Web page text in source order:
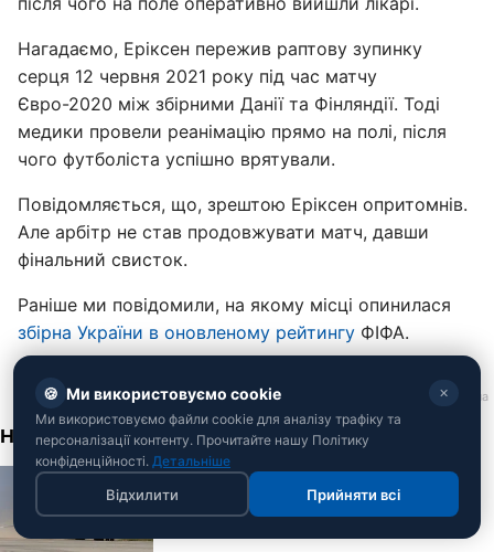
Нагадаємо, Еріксен пережив раптову зупинку
серця 12 червня 2021 року під час матчу
Євро-2020 між збірними Данії та Фінляндії. Тоді
медики провели реанімацію прямо на полі, після
чого футболіста успішно врятували.
Повідомляється, що, зрештою Еріксен опритомнів.
Але арбітр не став продовжувати матч, давши
фінальний свисток.
Раніше ми повідомили, на якому місці опинилася
збірна України в оновленому рейтингу ФІФА.
🍪 Ми використовуємо cookie ✕
Ми використовуємо файли cookie для аналізу трафіку та
персоналізації контенту. Прочитайте нашу Політику
конфіденційності. Детальніше
Відхилити Прийняти всі